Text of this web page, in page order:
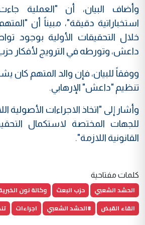
وأضاف البيان، أن "العملية
استخباراتية دقيقة"، مبيناً أن
خلال التحقيقات الأولية بوجود
داعش، وتورطه في الترويج لأفكار
ووفقاً للبيان، فإن والد المتهم كان
تنظيم "داعش" الإرهابي.
وأشار إلى "اتخاذ الاجراءات الأصولية
للجهات المختصة لاستكمال
القانونية اللازمة".
كلمات مفتاحية
الحشد الشعبي حزب البعث وكالة نون
القاء القبض
#الحشد الشعبي اجراءات